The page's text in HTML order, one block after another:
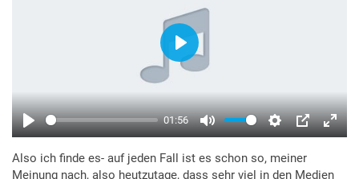
Also ich finde es- auf jeden Fall ist es schon so, meiner
Meinung nach, also heutzutage, dass sehr viel in den Medien